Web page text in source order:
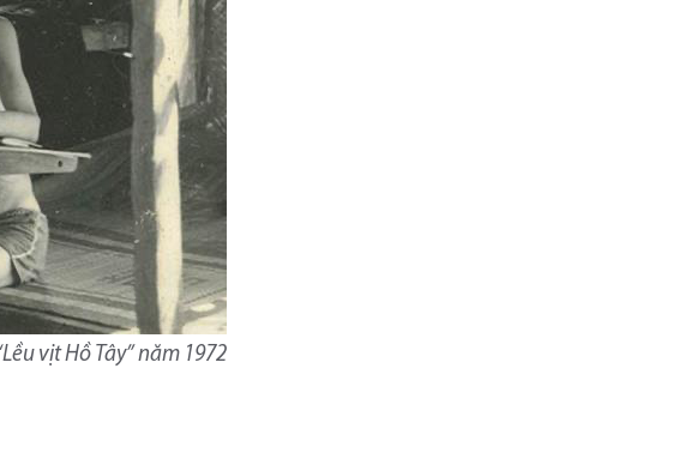
vịt Hồ Tây” năm 1972